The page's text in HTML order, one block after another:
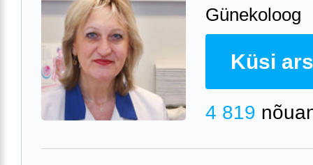
Günekoloog
Küsi
4 819